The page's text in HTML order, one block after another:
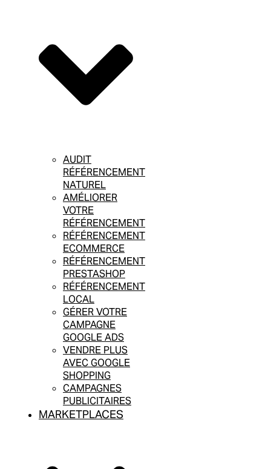
AUDIT
RÉFÉRENCEMENT
NATUREL
AMÉLIORER
VOTRE
RÉFÉRENCEMENT
RÉFÉRENCEMENT
ECOMMERCE
RÉFÉRENCEMENT
PRESTASHOP
RÉFÉRENCEMENT
LOCAL
GÉRER VOTRE
CAMPAGNE
GOOGLE ADS
VENDRE PLUS
AVEC GOOGLE
SHOPPING
CAMPAGNES
PUBLICITAIRES
MARKETPLACES